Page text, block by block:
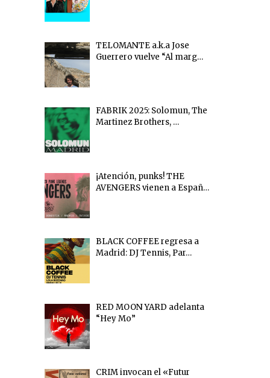
TELOMANTE a.k.a Jose
Guerrero vuelve “Al marg…
FABRIK 2025: Solomun, The
Martinez Brothers, …
¡Atención, punks! THE
AVENGERS vienen a Españ…
BLACK COFFEE regresa a
Madrid: DJ Tennis, Par…
RED MOON YARD adelanta
“Hey Mo”
CRIM invocan el «Futur